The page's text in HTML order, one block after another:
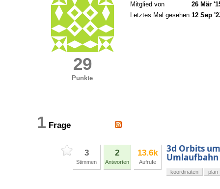
29
Punkte
Mitglied von
26 Mär
Letztes Mal gesehen 12 Sep
1 Frage
3
Stimmen
2
Antworten
13.6k
Aufrufe
3d Orbits
Umlaufbahn
koordinaten plan